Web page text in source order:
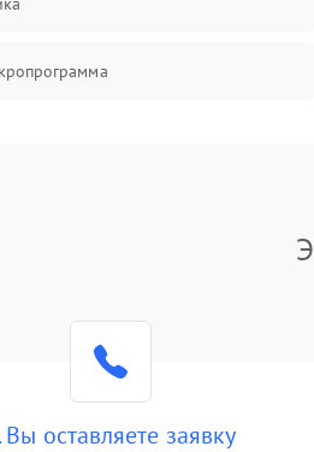
Вы оставляете заявку